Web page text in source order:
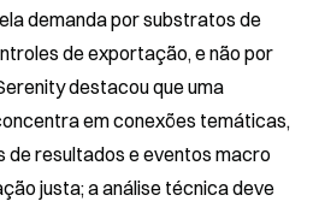
demanda por substratos de
de exportação, e não por
destacou que uma
em conexões temáticas,
resultados e eventos macro
justa; a análise técnica deve